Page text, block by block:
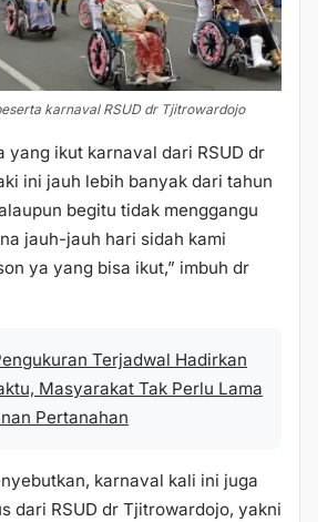
karnaval RSUD dr Tjitrowardojo
yang ikut karnaval dari RSUD dr
ini jauh lebih banyak dari tahun
begitu tidak menggangu
jauh-jauh hari sidah kami
ya yang bisa ikut,” imbuh dr
Terjadwal Hadirkan
Masyarakat Tak Perlu Lama
Pertanahan
karnaval kali ini juga
dari RSUD dr Tjitrowardojo, yakni